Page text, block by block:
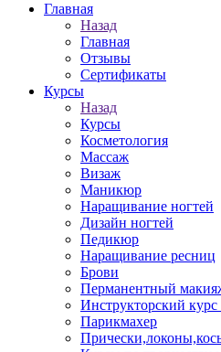
Главная
Назад
Главная
Отзывы
Сертификаты
Курсы
Назад
Курсы
Косметология
Массаж
Визаж
Маникюр
Наращивание ногтей
Дизайн ногтей
Педикюр
Наращивание ресниц
Брови
Перманентный
Инструкторский
Парикмахер